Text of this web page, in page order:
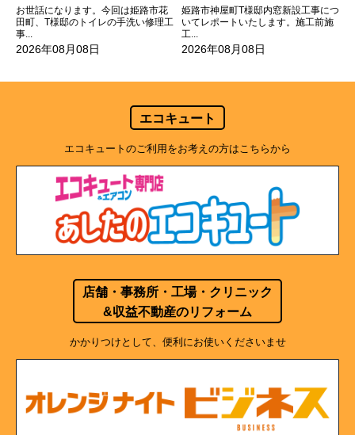
お世話になります。今回は姫路市花
田町、T様邸のトイレの手洗い修理工
事...
2026年08月08日
姫路市神屋町T様邸内窓新設工事につ
いてレポートいたします。施工前施
工...
2026年08月08日
エコキュート
エコキュートのご利用をお考えの方はこちらから
店舗・事務所・工場・クリニック
&収益不動産のリフォーム
かかりつけとして、便利にお使いくださいませ